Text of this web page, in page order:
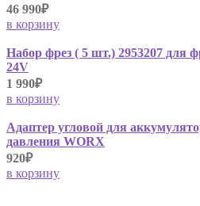
46 990₽
в корзину
Набор фрез ( 5 шт.) 2953207 для
24V
1 990₽
в корзину
Адаптер угловой для
давления WORX
920₽
в корзину